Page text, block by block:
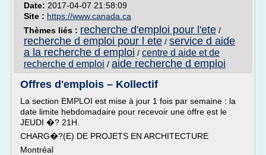
Date: 2017-04-07 21:58:09
Site : https://www.canada.ca
Thèmes liés : recherche d'emploi pour l'ete /
recherche d emploi pour l ete / service d aide
a la recherche d emploi / centre d aide et de
recherche d emploi / aide recherche d emploi
Offres d'emplois – Kollectif
La section EMPLOI est mise à jour 1 fois par semaine : la
date limite hebdomadaire pour recevoir une offre est le
JEUDI �? 21H.
CHARG�?(E) DE PROJETS EN ARCHITECTURE
Montréal